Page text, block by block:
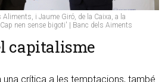
i Jaume Giró, de la Caixa, a la
nen sense bigoti' | Banc dels Aiments
capitalisme
una crítica a les temptacions, també